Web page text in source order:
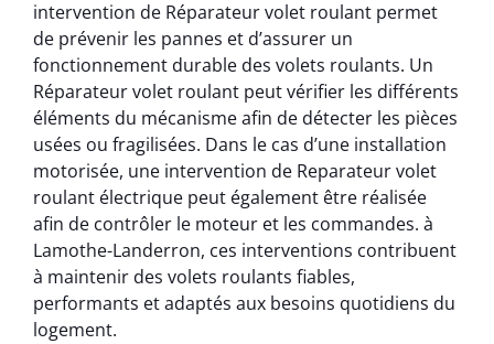
intervention de Réparateur volet roulant permet
de prévenir les pannes et d’assurer un
fonctionnement durable des volets roulants. Un
Réparateur volet roulant peut vérifier les différents
éléments du mécanisme afin de détecter les pièces
usées ou fragilisées. Dans le cas d’une installation
motorisée, une intervention de Reparateur volet
roulant électrique peut également être réalisée
afin de contrôler le moteur et les commandes. à
Lamothe-Landerron, ces interventions contribuent
à maintenir des volets roulants fiables,
performants et adaptés aux besoins quotidiens du
logement.